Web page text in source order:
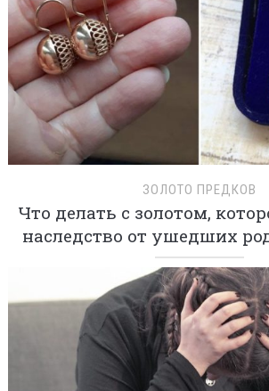
ЗОЛОТО ПРЕДКОВ
Что делать с золотом,
наследство от ушедших